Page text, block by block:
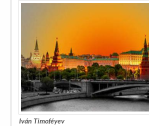
Iván Timoféyev